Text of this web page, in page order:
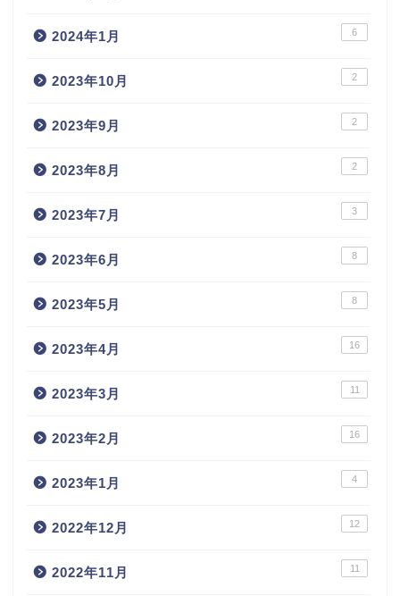
2024年1月 6
2023年10月 2
2023年9月 2
2023年8月 2
2023年7月 3
2023年6月 8
2023年5月 8
2023年4月 16
2023年3月 11
2023年2月 16
2023年1月 4
2022年12月 12
2022年11月 11